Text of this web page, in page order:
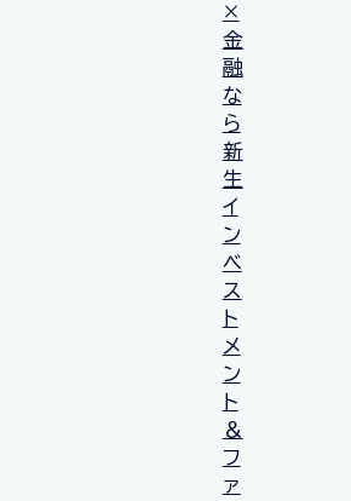
×
金
融
な
ら
新
生
イ
ン
ベ
ス
ト
メ
ン
ト
＆
フ
ァ